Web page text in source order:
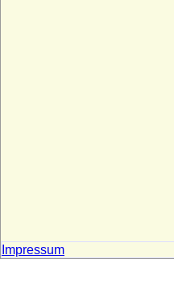
Impressum